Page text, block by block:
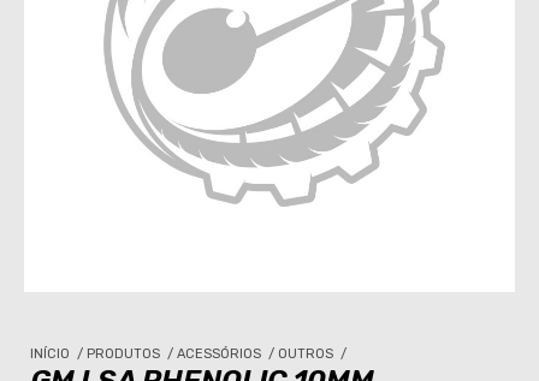
INÍCIO / PRODUTOS / ACESSÓRIOS / OUTROS /